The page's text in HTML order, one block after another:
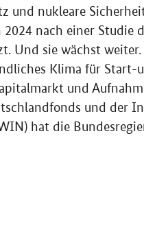
und nukleare
nach einer Studie
Und sie wächst
Klima für Start-
und
und der
hat die